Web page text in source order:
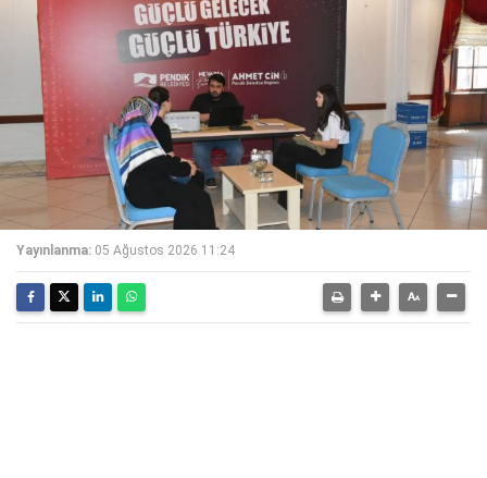
Yayınlanma: 05 Ağustos 2026 11:24